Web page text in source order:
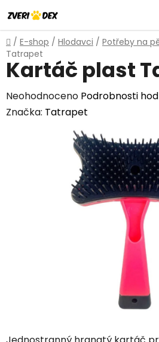
na
obsah
Domů
/ E-shop / Hlodavci / Potřeby na
Tatrapet
Kartáč plast
Průměrné
hodnocení
Neohodnoceno Podrobnosti
Značka: Tatrapet